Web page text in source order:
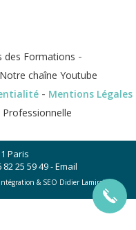
des Formations -
Notre chaîne Youtube
- Mentions Légales
Paris
82 25 59 49-Email
Intégration & SEO Didier Lamiral